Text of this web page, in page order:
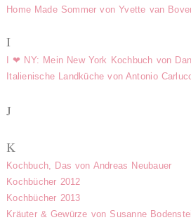
Home Made Sommer von Yvette van
I
I ❤ NY: Mein New York Kochbuch von
Italienische Landküche von Antonio
J
K
Kochbuch, Das von Andreas Neubauer
Kochbücher 2012
Kochbücher 2013
Kräuter & Gewürze von Susanne